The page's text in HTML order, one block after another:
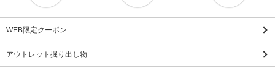
WEB限定クーポン
アウトレット掘り出し物